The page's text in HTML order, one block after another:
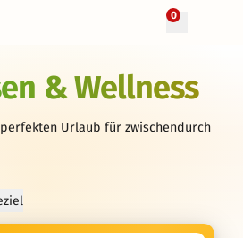
0
& Wellness
Urlaub für zwischendurch